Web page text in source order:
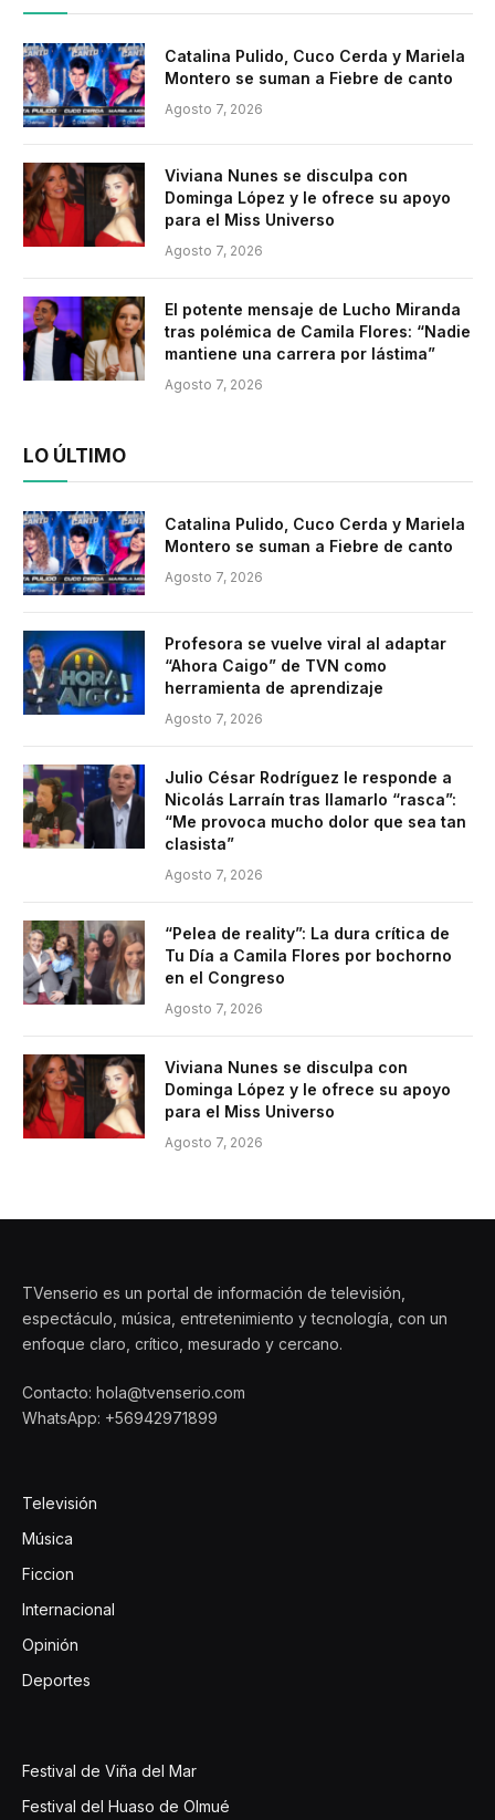
Catalina Pulido, Cuco Cerda y Mariela
Montero se suman a Fiebre de canto
Agosto 7, 2026
Viviana Nunes se disculpa con
Dominga López y le ofrece su apoyo
para el Miss Universo
Agosto 7, 2026
El potente mensaje de Lucho Miranda
tras polémica de Camila Flores: “Nadie
mantiene una carrera por lástima”
Agosto 7, 2026
LO ÚLTIMO
Catalina Pulido, Cuco Cerda y Mariela
Montero se suman a Fiebre de canto
Agosto 7, 2026
Profesora se vuelve viral al adaptar
“Ahora Caigo” de TVN como
herramienta de aprendizaje
Agosto 7, 2026
Julio César Rodríguez le responde a
Nicolás Larraín tras llamarlo “rasca”:
“Me provoca mucho dolor que sea tan
clasista”
Agosto 7, 2026
“Pelea de reality”: La dura crítica de
Tu Día a Camila Flores por bochorno
en el Congreso
Agosto 7, 2026
Viviana Nunes se disculpa con
Dominga López y le ofrece su apoyo
para el Miss Universo
Agosto 7, 2026
TVenserio es un portal de información de televisión,
espectáculo, música, entretenimiento y tecnología, con un
enfoque claro, crítico, mesurado y cercano.
Contacto: hola@tvenserio.com
WhatsApp: +56942971899
Televisión
Música
Ficcion
Internacional
Opinión
Deportes
Festival de Viña del Mar
Festival del Huaso de Olmué